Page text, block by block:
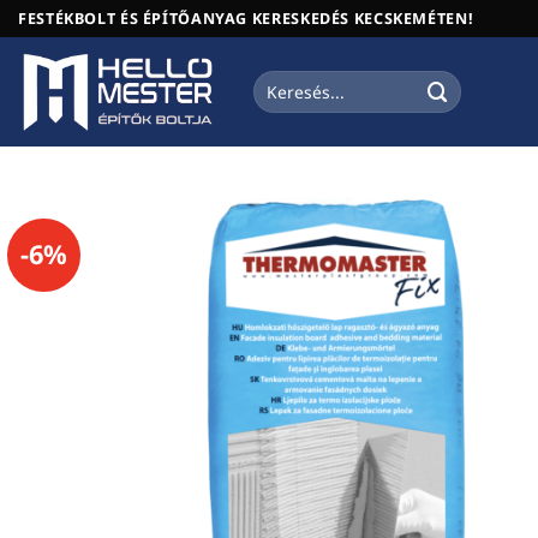
Skip
to
content
FESTÉKBOLT ÉS ÉPÍTŐANYAG KERESKEDÉS KECSKEMÉTEN!
Keresés
a
-6%